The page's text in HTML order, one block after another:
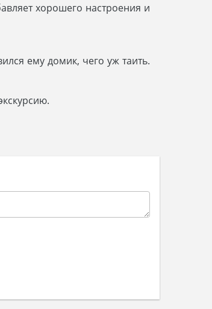
хорошего настроения и
ему домик, чего уж таить.